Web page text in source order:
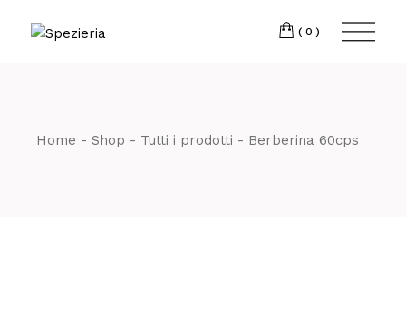
(0)
Home Shop Tutti i prodotti Berberina 60cps
Telefono